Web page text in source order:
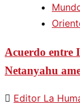
Acuerdo entre
Netanyahu
Editor La